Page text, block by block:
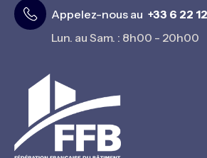
Appelez-nous au +33 6 22
Lun. au Sam. : 8h00 - 20h00